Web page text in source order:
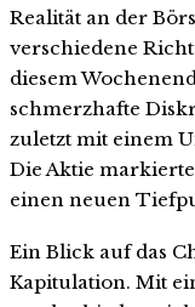
Realität an der
verschiedene
diesem
schmerzhafte
zuletzt mit einem
Die Aktie
einen neuen
Ein Blick auf das
Kapitulation. Mit